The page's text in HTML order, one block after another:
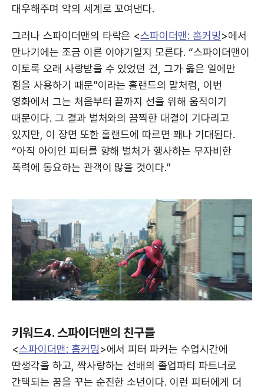
대우해주며 악의 세계로 꼬여낸다.
그러나 스파이더맨의 타락은 <스파이더맨: 홈커밍>에서
만나기에는 조금 이른 이야기일지 모른다. “스파이더맨이
이토록 오래 사랑받을 수 있었던 건, 그가 옳은 일에만
힘을 사용하기 때문”이라는 홀랜드의 말처럼, 이번
영화에서 그는 처음부터 끝까지 선을 위해 움직이기
때문이다. 그 결과 벌처와의 끔찍한 대결이 기다리고
있지만, 이 장면 또한 홀랜드에 따르면 꽤나 기대된다.
“아직 아이인 피터를 향해 벌처가 행사하는 무자비한
폭력에 동요하는 관객이 많을 것이다.”
키워드4. 스파이더맨의 친구들
<스파이더맨: 홈커밍>에서 피터 파커는 수업시간에
딴생각을 하고, 짝사랑하는 선배의 졸업파티 파트너로
간택되는 꿈을 꾸는 순진한 소년이다. 이런 피터에게 더